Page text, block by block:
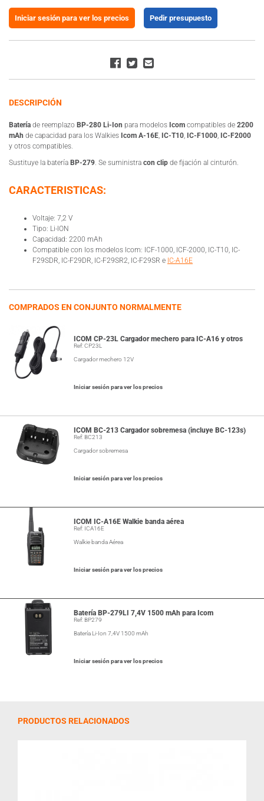
Iniciar sesión para ver los precios Pedir presupuesto
DESCRIPCIÓN
Batería de reemplazo BP-280 Li-Ion para modelos Icom compatibles de 2200
mAh de capacidad para los Walkies Icom A-16E, IC-T10, IC-F1000, IC-F2000
y otros compatibles.
Sustituye la batería BP-279. Se suministra con clip de fijación al cinturón.
CARACTERISTICAS:
Voltaje: 7,2 V
Tipo: Li-ION
Capacidad: 2200 mAh
Compatible con los modelos Icom: ICF-1000, ICF-2000, IC-T10, IC-
F29SDR, IC-F29DR, IC-F29SR2, IC-F29SR e IC-A16E
COMPRADOS EN CONJUNTO NORMALMENTE
ICOM CP-23L Cargador mechero para IC-A16 y otros
Ref: CP23L
Cargador mechero 12V
Iniciar sesión para ver los precios
ICOM BC-213 Cargador sobremesa (incluye BC-123s)
Ref: BC213
Cargador sobremesa
Iniciar sesión para ver los precios
ICOM IC-A16E Walkie banda aérea
Ref: ICA16E
Walkie banda Aérea
Iniciar sesión para ver los precios
Batería BP-279LI 7,4V 1500 mAh para Icom
Ref: BP279
Batería Li-Ion 7,4V 1500 mAh
Iniciar sesión para ver los precios
PRODUCTOS RELACIONADOS